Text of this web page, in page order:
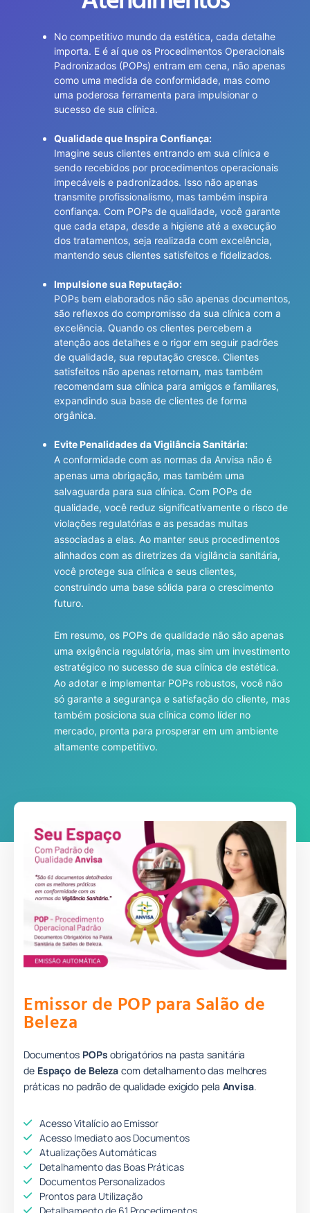
No competitivo mundo da estética, cada detalhe
importa. E é aí que os Procedimentos Operacionais
Padronizados (POPs) entram em cena, não apenas
como uma medida de conformidade, mas como
uma poderosa ferramenta para impulsionar o
sucesso de sua clínica.
Qualidade que Inspira Confiança:
Imagine seus clientes entrando em sua clínica e
sendo recebidos por procedimentos operacionais
impecáveis e padronizados. Isso não apenas
transmite profissionalismo, mas também inspira
confiança. Com POPs de qualidade, você garante
que cada etapa, desde a higiene até a execução
dos tratamentos, seja realizada com excelência,
mantendo seus clientes satisfeitos e fidelizados.
Impulsione sua Reputação:
POPs bem elaborados não são apenas documentos,
são reflexos do compromisso da sua clínica com a
excelência. Quando os clientes percebem a
atenção aos detalhes e o rigor em seguir padrões
de qualidade, sua reputação cresce. Clientes
satisfeitos não apenas retornam, mas também
recomendam sua clínica para amigos e familiares,
expandindo sua base de clientes de forma
orgânica.
Evite Penalidades da Vigilância Sanitária:
A conformidade com as normas da Anvisa não é
apenas uma obrigação, mas também uma
salvaguarda para sua clínica. Com POPs de
qualidade, você reduz significativamente o risco de
violações regulatórias e as pesadas multas
associadas a elas. Ao manter seus procedimentos
alinhados com as diretrizes da vigilância sanitária,
você protege sua clínica e seus clientes,
construindo uma base sólida para o crescimento
futuro.
Em resumo, os POPs de qualidade não são apenas
uma exigência regulatória, mas sim um investimento
estratégico no sucesso de sua clínica de estética.
Ao adotar e implementar POPs robustos, você não
só garante a segurança e satisfação do cliente, mas
também posiciona sua clínica como líder no
mercado, pronta para prosperar em um ambiente
altamente competitivo.
Emissor de POP para Salão de
Beleza
Documentos POPs obrigatórios na pasta sanitária
de Espaço de Belezacom detalhamento das melhores
práticas no padrão de qualidade exigido pela Anvisa.
Acesso Vitalício ao Emissor
Acesso Imediato aos Documentos
Atualizações Automáticas
Detalhamento das Boas Práticas
Documentos Personalizados
Prontos para Utilização
Detalhamento de 61 Procedimentos